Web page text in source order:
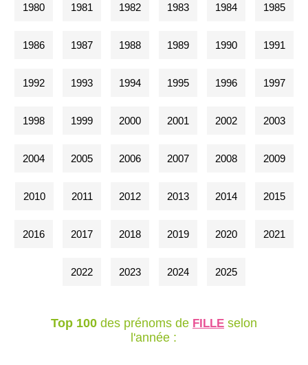
1980 1981 1982 1983 1984 1985
1986 1987 1988 1989 1990 1991
1992 1993 1994 1995 1996 1997
1998 1999 2000 2001 2002 2003
2004 2005 2006 2007 2008 2009
2010 2011 2012 2013 2014 2015
2016 2017 2018 2019 2020 2021
2022 2023 2024 2025
Top 100des prénoms de FILLEselon
l'année :